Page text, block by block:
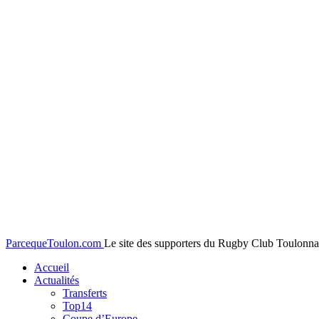
ParcequeToulon.com Le site des supporters du Rugby Club
Accueil
Actualités
Transferts
Top14